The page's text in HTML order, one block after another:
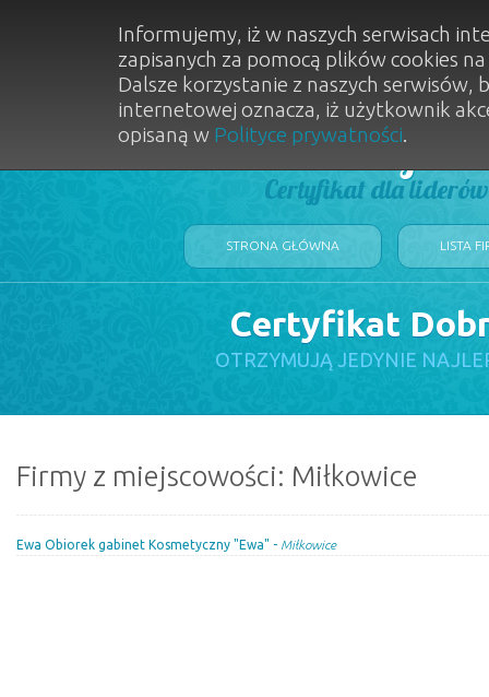
Dobry
Certyfikat dla
STRONA GŁÓWNA LISTA
Certyfikat
OTRZYMUJĄ JEDYNIE
Firmy z miejscowości: Miłkowice
Ewa Obiorek gabinet Kosmetyczny "Ewa" - Miłkowice
Informujemy, iż w naszych serwisach
zapisanych za pomocą plików cookies
Dalsze korzystanie z naszych
internetowej oznacza, iż użytkownik
opisaną w Polityce prywatności.